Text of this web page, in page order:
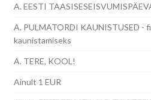
A. EESTI
A. PULMATORDI KAUNISTUSED -
kaunistamiseks
A. TERE, KOOL!
Ainult 1 EUR